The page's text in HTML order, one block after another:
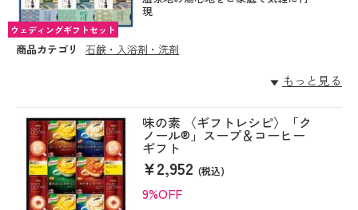
ウェディングギフトセット
現
商品カテゴリ 石鹸・入浴剤・洗剤
もっと見る
味の素 〈ギフトレシピ〉「ク
ノール®」スープ＆コーヒー
ギフト
¥2,952(税込)
9%OFF